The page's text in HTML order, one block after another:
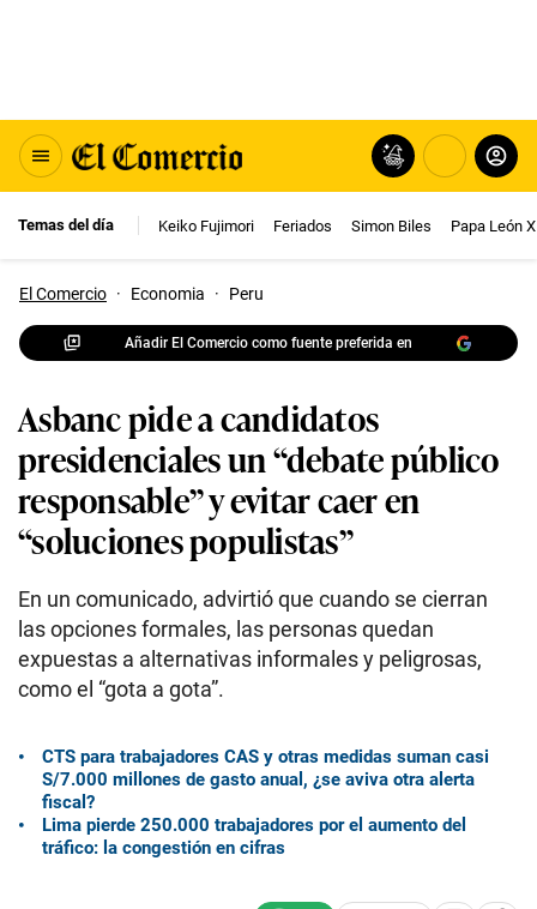
Temas del día Keiko Fujimori Feriados Simon Biles Papa León
El Comercio · Economia · Peru
Añadir El Comercio como fuente preferida en
Asbanc pide a candidatos
presidenciales un “debate público
responsable” y evitar caer en
“soluciones populistas”
En un comunicado, advirtió que cuando se cierran
las opciones formales, las personas quedan
expuestas a alternativas informales y peligrosas,
como el “gota a gota”.
CTS para trabajadores CAS y otras medidas suman casi
S/7.000 millones de gasto anual, ¿se aviva otra alerta
fiscal?
Lima pierde 250.000 trabajadores por el aumento del
tráfico: la congestión en cifras